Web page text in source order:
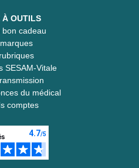
À OUTILS
cadeau
SESAM-Vitale
du médical
comptes